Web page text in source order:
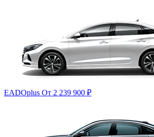
EADOplus От 2 239 900 ₽